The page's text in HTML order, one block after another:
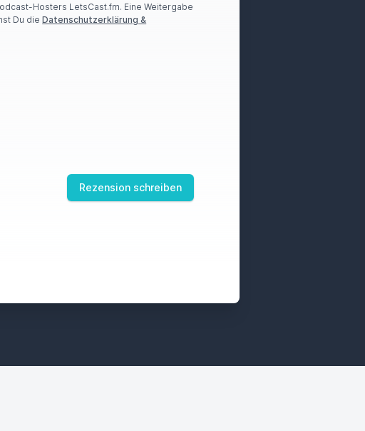
Hosters LetsCast.fm. Eine Weitergabe
Du dieDatenschutzerklärung &
Rezension schreiben